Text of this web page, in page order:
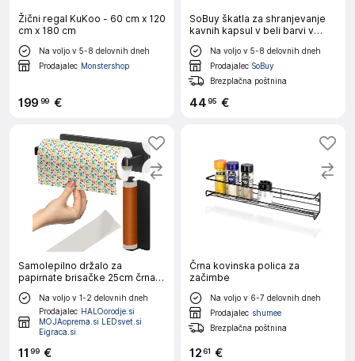
Žični regal KuKoo - 60 cm x 120
cm x 180 cm
Na voljo v 5-8 delovnih dneh
Prodajalec Monstershop
199 99 €
SoBuy škatla za shranjevanje
kavnih kapsul v beli barvi v
skandinavskem slogu
Na voljo v 5-8 delovnih dneh
Prodajalec SoBuy
Brezplačna poštnina
4495 €
Samolepilno držalo za
papirnate brisačke 25cm črna
mat
Na voljo v 1-2 delovnih dneh
Prodajalec HALOorodje.si
MOJAoprema.si LEDsvet.si
Eigraca.si
11 99 €
Črna kovinska polica za
začimbe
Na voljo v 6-7 delovnih dneh
Prodajalec shumee
Brezplačna poštnina
1261 €